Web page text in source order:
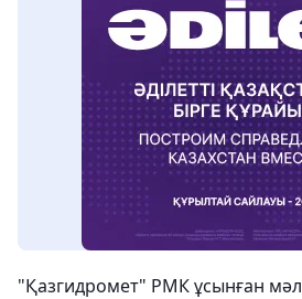
"Қазгидромет" РМК ұсынған